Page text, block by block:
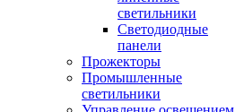
светильники
Светодиодные
панели
Прожекторы
Промышленные
светильники